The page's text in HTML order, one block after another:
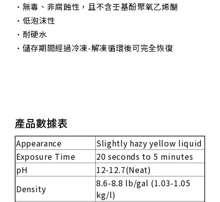
•無毒、非腐蝕性，且不含壬基酚聚氧乙烯醚
•低泡沫性
•耐硬水
•儲存期間經過冷凍-解凍循環後可完全恢復
產品數據表
Appearance
Slightly hazy yellow liquid
Exposure Time
20 seconds to 5 minutes
pH
12-12.7(Neat)
Density
8.6-8.8 lb/gal (1.03-1.05
kg/l)